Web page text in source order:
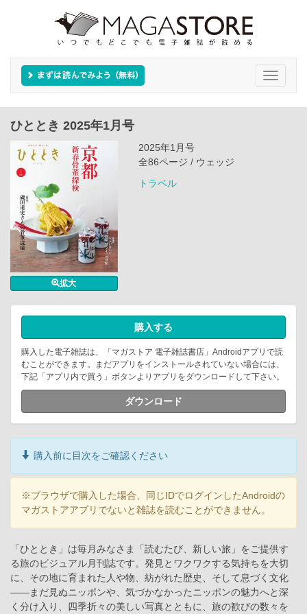
Toggle
ひととき 2025年1月号
拡大
2025年1月号
全86ページ / ウェッジ
トラベル
購入する
購入した電子雑誌は、「マガストア 電子雑誌書店」Androidアプリで読
むことができます。まだアプリをインストールされていない場合には、
下記「アプリ内で買う」ボタンよりアプリをダウンロードして下さい。
ダウンロード
購入前に目次をご確認ください
※ブラウザで購入した場合、同じIDでログインしたAndroidの
マガストアアプリでないと雑誌を読むことができません。
「ひととき」は毎月みなさま「読むたび、新しい旅」をご提供す
る旅のビジュアル月刊誌です。発見とワクワクする気持ちを大切
に、その地に育まれた人や物、紡がれた歴史、そして息づく文化
――まだ見ぬニッポンや、気づかなかったニッポンの魅力へと深
く分け入り、四季折々の美しい写真とともに、旅の歓びの数々を